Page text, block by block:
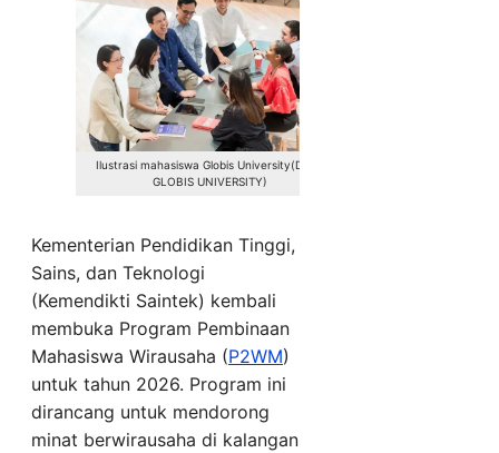
Ilustrasi mahasiswa Globis University(DOK.
GLOBIS UNIVERSITY)
Kementerian Pendidikan Tinggi,
Sains, dan Teknologi
(Kemendikti Saintek) kembali
membuka Program Pembinaan
Mahasiswa Wirausaha (P2WM)
untuk tahun 2026. Program ini
dirancang untuk mendorong
minat berwirausaha di kalangan